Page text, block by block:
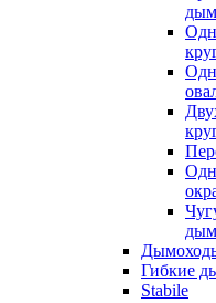
Гибкие
Stabile